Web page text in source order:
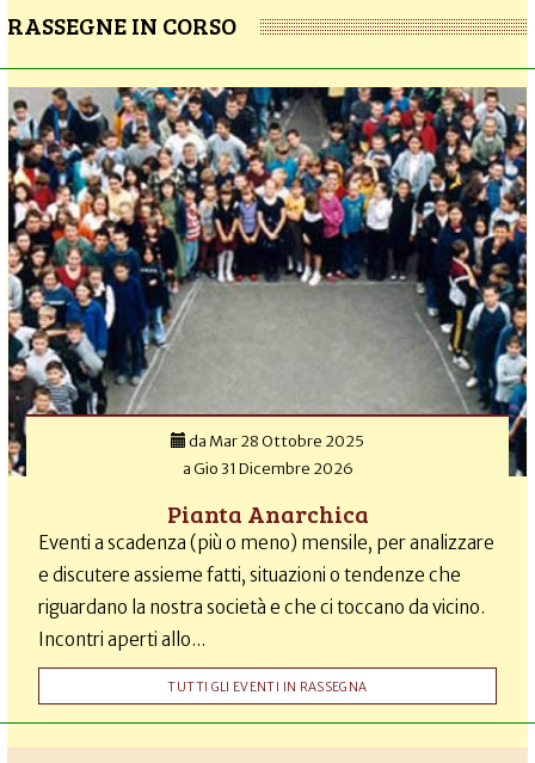
RASSEGNE IN CORSO
da Mar 28 Ottobre 2025
aGio 31 Dicembre 2026
Pianta Anarchica
Eventi a scadenza (più o meno) mensile, per analizzare
e discutere assieme fatti, situazioni o tendenze che
riguardano la nostra società e che ci toccano da vicino.
Incontri aperti allo...
TUTTI GLI EVENTI IN RASSEGNA